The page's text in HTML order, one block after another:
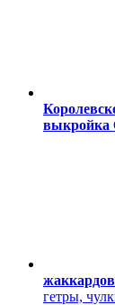
выкройка
гетры,